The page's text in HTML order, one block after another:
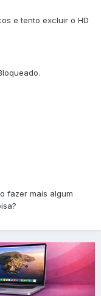
e tento excluir o HD
fazer mais algum